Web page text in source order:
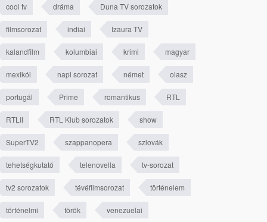
cool tv dráma Duna TV sorozatok
filmsorozat indiai Izaura TV
kalandfilm kolumbiai krimi magyar
mexikói napi sorozat német olasz
portugál Prime romantikus RTL
RTLII RTL Klub sorozatok show
SuperTV2 szappanopera szlovák
tehetségkutató telenovella tv-sorozat
tv2 sorozatok tévéfilmsorozat történelem
történelmi török venezuelai